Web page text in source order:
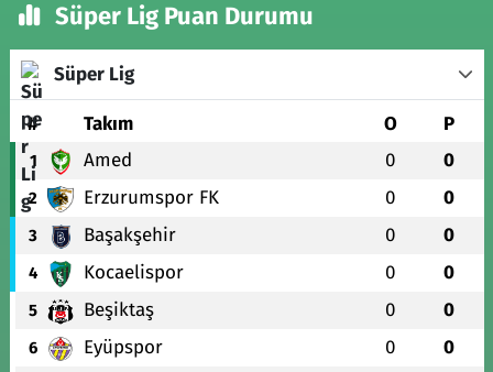
Süper Lig Puan Durumu
Süper Lig
# Takım O P
1 Amed 0 0
2 Erzurumspor FK 0 0
3 Başakşehir 0 0
4 Kocaelispor 0 0
5 Beşiktaş 0 0
6 Eyüpspor 0 0